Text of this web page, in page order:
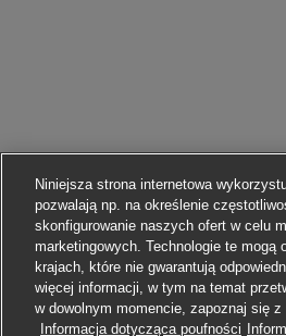
Niniejsza strona internetowa
pozwalają np. na określenie
skonfigurowanie naszych ofert w celu
marketingowych. Technologie te
krajach, które nie gwarantują
więcej informacji, w tym na temat
w dowolnym momencie, zapoznaj się
Informacja dotycząca poufności